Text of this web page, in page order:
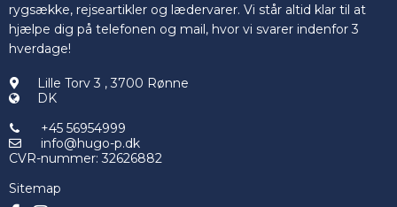
rygsække, rejseartikler og lædervarer. Vi står altid klar til at
hjælpe dig på telefonen og mail, hvor vi svarer indenfor 3
hverdage!
Lille Torv 3 ,3700 Rønne
DK
+45 56954999
info@hugo-p.dk
CVR-nummer: 32626882
Sitemap